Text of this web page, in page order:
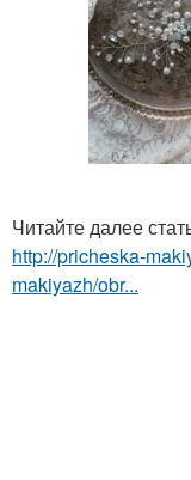
Читайте далее
http://pricheska-
makiyazh/obr...